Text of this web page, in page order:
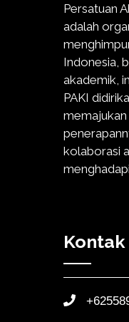
Persatuan
adalah
Indonesia,
akademik,
PAKI
memajukan
kolaborasi
Kontak